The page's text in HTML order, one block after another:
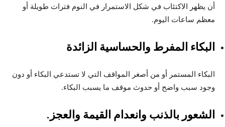
أن يظهر الاكتئاب في شكل الاستمرار في النوم فترات طويلة أو
معظم ساعات اليوم.
البكاء المفرط والحساسية الزائدة
البكاء المستمر أو من أصغر المواقف التي لا تستدعي البكاء أو دون
وجود سبب واضح أو حدوث موقف ما يسبب البكاء.
الشعور بالذنب وانعدام القيمة والعجز.